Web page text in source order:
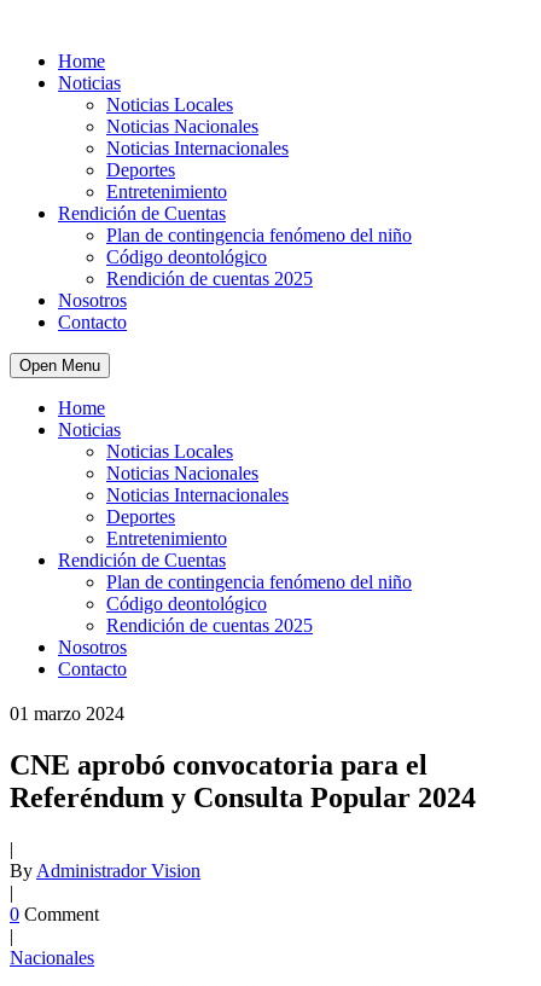
Home
Noticias
Noticias Locales
Noticias Nacionales
Noticias Internacionales
Deportes
Entretenimiento
Rendición de Cuentas
Plan de contingencia fenómeno del niño
Código deontológico
Rendición de cuentas 2025
Nosotros
Contacto
Open Menu
Home
Noticias
Noticias Locales
Noticias Nacionales
Noticias Internacionales
Deportes
Entretenimiento
Rendición de Cuentas
Plan de contingencia fenómeno del niño
Código deontológico
Rendición de cuentas 2025
Nosotros
Contacto
01 marzo 2024
CNE aprobó convocatoria para el
Referéndum y Consulta Popular 2024
|
By Administrador Vision
|
0 Comment
|
Nacionales